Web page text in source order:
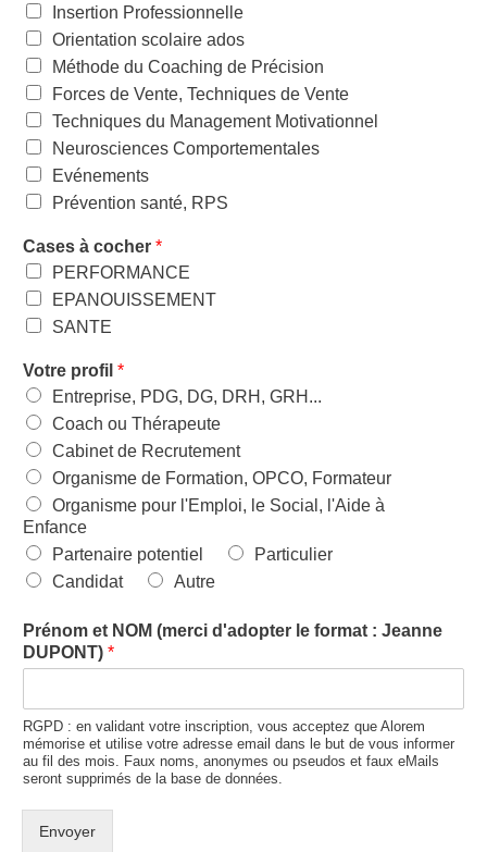
Insertion Professionnelle
Orientation scolaire ados
Méthode du Coaching de Précision
Forces de Vente, Techniques de Vente
Techniques du Management Motivationnel
Neurosciences Comportementales
Evénements
Prévention santé, RPS
Cases à cocher *
PERFORMANCE
EPANOUISSEMENT
SANTE
Votre profil *
Entreprise, PDG, DG, DRH, GRH...
Coach ou Thérapeute
Cabinet de Recrutement
Organisme de Formation, OPCO, Formateur
Organisme pour l'Emploi, le Social, l'Aide à
Enfance
Partenaire potentiel
Particulier
Candidat
Autre
Prénom et NOM (merci d'adopter le format : Jeanne
DUPONT) *
RGPD : en validant votre inscription, vous acceptez que Alorem
mémorise et utilise votre adresse email dans le but de vous informer
au fil des mois. Faux noms, anonymes ou pseudos et faux eMails
seront supprimés de la base de données.
Envoyer